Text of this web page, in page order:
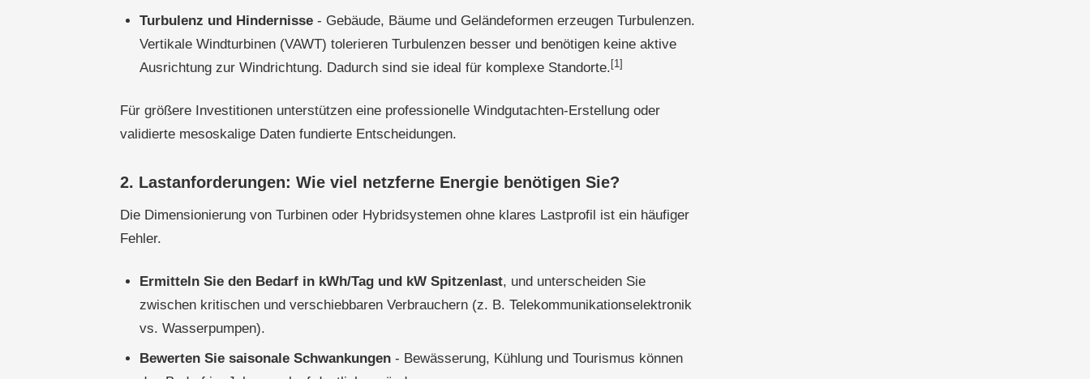
Turbulenz und Hindernisse - Gebäude, Bäume und Geländeformen erzeugen Turbulenzen.
Vertikale Windturbinen (VAWT) tolerieren Turbulenzen besser und benötigen keine aktive
Ausrichtung zur Windrichtung. Dadurch sind sie ideal für komplexe Standorte.[1]
Für größere Investitionen unterstützen eine professionelle Windgutachten-Erstellung oder
validierte mesoskalige Daten fundierte Entscheidungen.
2. Lastanforderungen: Wie viel netzferne Energie benötigen Sie?
Die Dimensionierung von Turbinen oder Hybridsystemen ohne klares Lastprofil ist ein häufiger
Fehler.
Ermitteln Sie den Bedarf in kWh/Tag und kW Spitzenlast, und unterscheiden Sie
zwischen kritischen und verschiebbaren Verbrauchern (z. B. Telekommunikationselektronik
vs. Wasserpumpen).
Bewerten Sie saisonale Schwankungen - Bewässerung, Kühlung und Tourismus können